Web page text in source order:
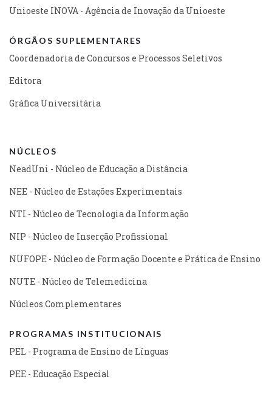
Unioeste INOVA - Agência de Inovação da Unioeste
ÓRGÃOS SUPLEMENTARES
Coordenadoria de Concursos e Processos Seletivos
Editora
Gráfica Universitária
NÚCLEOS
NeadUni - Núcleo de Educação a Distância
NEE - Núcleo de Estações Experimentais
NTI - Núcleo de Tecnologia da Informação
NIP - Núcleo de Inserção Profissional
NUFOPE - Núcleo de Formação Docente e Prática de Ensino
NUTE - Núcleo de Telemedicina
Núcleos Complementares
PROGRAMAS INSTITUCIONAIS
PEL - Programa de Ensino de Línguas
PEE - Educação Especial